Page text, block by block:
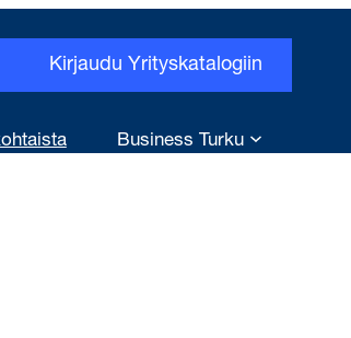
Kirjaudu Yrityskatalogiin
Business Turku